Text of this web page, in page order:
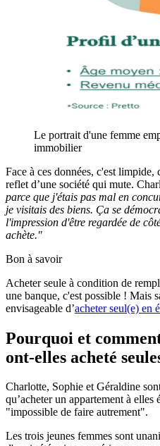
Le portrait d'une femme
immobilier
Face à ces données, c'est
reflet d’une société qui mute.
parce que j'étais pas mal en
je visitais des biens. Ça se
l'impression d'être regardée de
achète."
Bon à savoir
Acheter seule à condition de
une banque, c'est possible ! Mais
envisageable d’acheter seul(e) en
Pourquoi et
ont-elles acheté
Charlotte, Sophie et Géraldine
qu’acheter un appartement à
"impossible de faire autrement".
Les trois jeunes femmes sont